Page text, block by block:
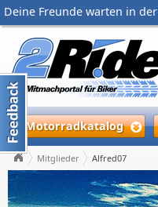
Deine Freunde warten in der
Motorradkatalog
Mitglieder Alfred07